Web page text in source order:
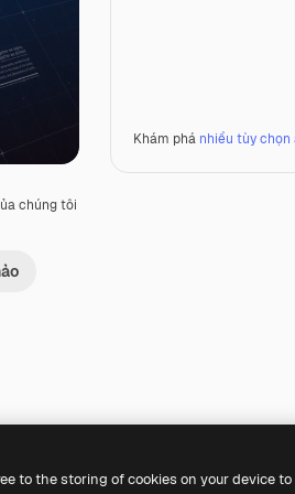
chúng tôi
Khám phá nhiều tùy chọn
to the storing of cookies on your device